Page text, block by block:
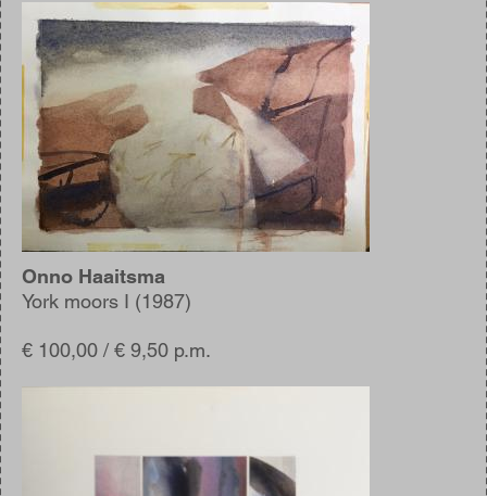
Afbeelding
Onno Haaitsma
York moors I (1987)
€ 100,00 / € 9,50 p.m.